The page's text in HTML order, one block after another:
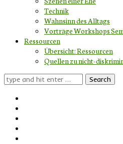
Technik
Wahnsinn des Alltags
Vorträge Workshops
Ressourcen
Übersicht: Ressourcen
Quellen zu nicht-
Search
for: